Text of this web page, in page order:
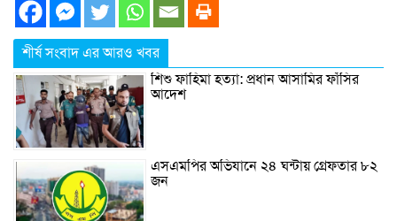
শীর্ষ সংবাদ এর আরও খবর
শিশু ফাহিমা হত্যা: প্রধান আসামির ফাঁসির
আদেশ
এসএমপির অভিযানে ২৪ ঘন্টায় গ্রেফতার ৮২
জন